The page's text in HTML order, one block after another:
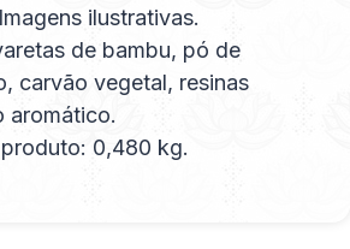
ilustrativas.
de bambu, pó de
carvão vegetal, resinas
aromático.
0,480 kg.